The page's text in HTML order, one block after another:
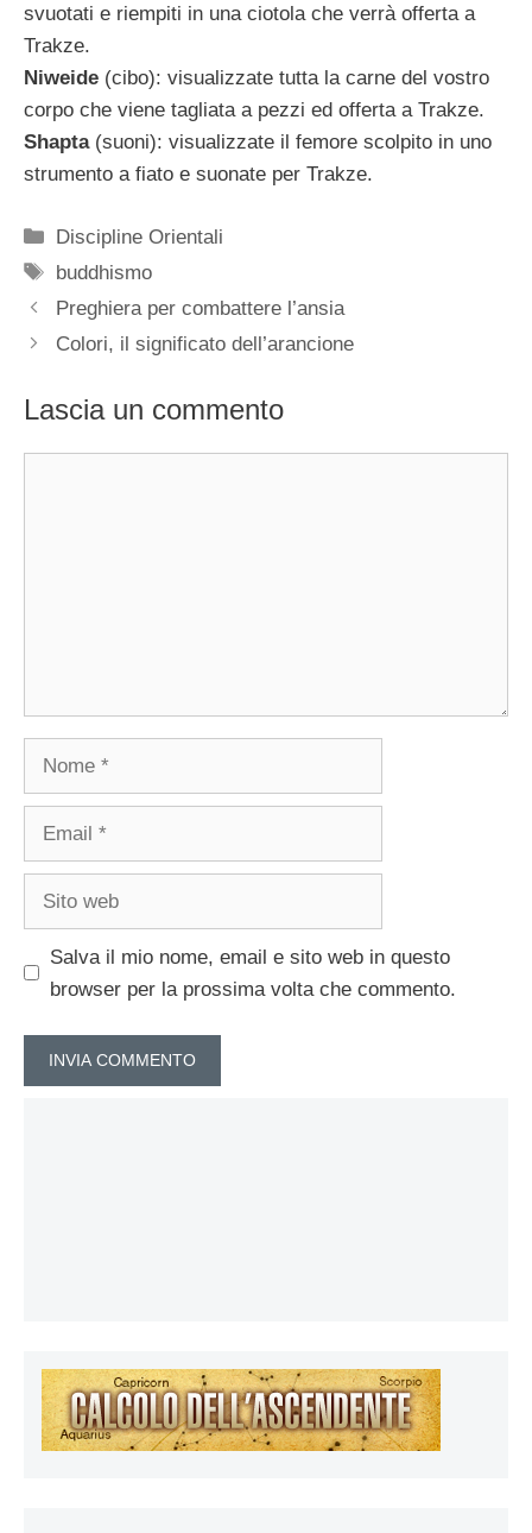
svuotati e riempiti in una ciotola che verrà offerta a
Trakze.
Niweide (cibo): visualizzate tutta la carne del vostro
corpo che viene tagliata a pezzi ed offerta a Trakze.
Shapta(suoni): visualizzate il femore scolpito in uno
strumento a fiato e suonate per Trakze.
Categorie
Discipline Orientali
Tag
buddhismo
Preghiera per combattere l’ansia
Colori, il significato dell’arancione
Lascia un commento
Salva il mio nome, email e sito web in questo
browser per la prossima volta che commento.